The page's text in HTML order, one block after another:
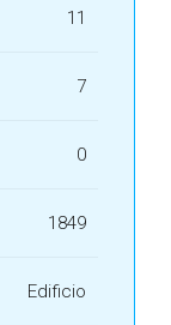
11
7
0
1849
Edificio